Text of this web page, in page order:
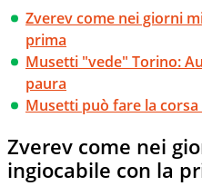
Zverev come nei giorni
prima
Musetti "vede" Torino:
paura
Musetti può fare la
Zverev come nei
ingiocabile con la